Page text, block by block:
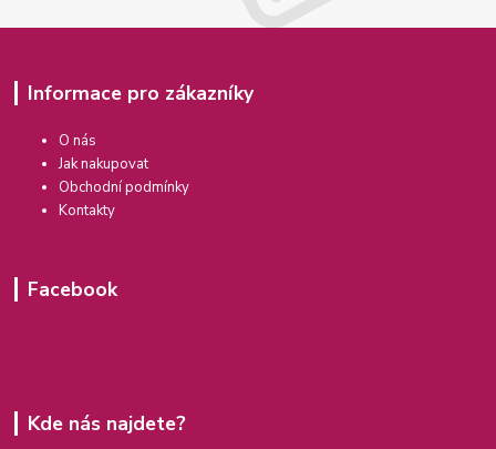
Informace pro zákazníky
O nás
Jak nakupovat
Obchodní podmínky
Kontakty
Facebook
Kde nás najdete?